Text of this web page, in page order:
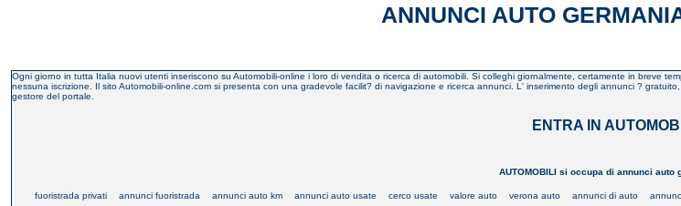
ANNUNCI AUTO
Ogni giorno in tutta Italia nuovi utenti inseriscono su Automobili-online i loro di vendita o ricerca di automobili. Si colleghi giornalmente, certamente in breve
nessuna iscrizione. Il sito Automobili-online.com si presenta con una gradevole facilit? di navigazione e ricerca annunci. L' inserimento degli annunci ?
gestore del portale.
ENTRA IN
AUTOMOBILI si occupa di annunci auto
fuoristrada privati annunci fuoristrada annunci auto km annunci auto usate cerco usate valore auto verona auto annunci di auto